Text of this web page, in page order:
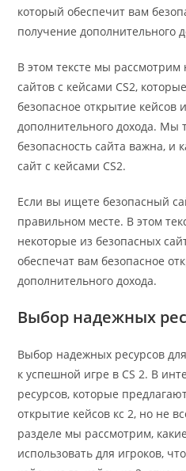
который обеспечит вам
получение дополнительного
В этом тексте мы
сайтов с кейсами CS2,
безопасное открытие кейсов
дополнительного дохода. Мы
безопасность сайта важна, и
сайт с кейсами CS2.
Если вы ищете безопасный
правильном месте. В этом
некоторые из безопасных
обеспечат вам безопасное
дополнительного дохода.
Выбор надежных
Выбор надежных ресурсов
к успешной игре в CS 2. В
ресурсов, которые
открытие кейсов кс 2, но не
разделе мы рассмотрим,
использовать для игроков,